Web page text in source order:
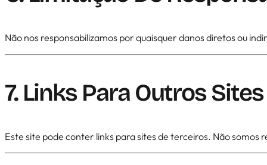
Não nos responsabilizamos por quaisquer danos diretos ou
7. Links Para Outros Sites
Este site pode conter links para sites de terceiros. Não somos